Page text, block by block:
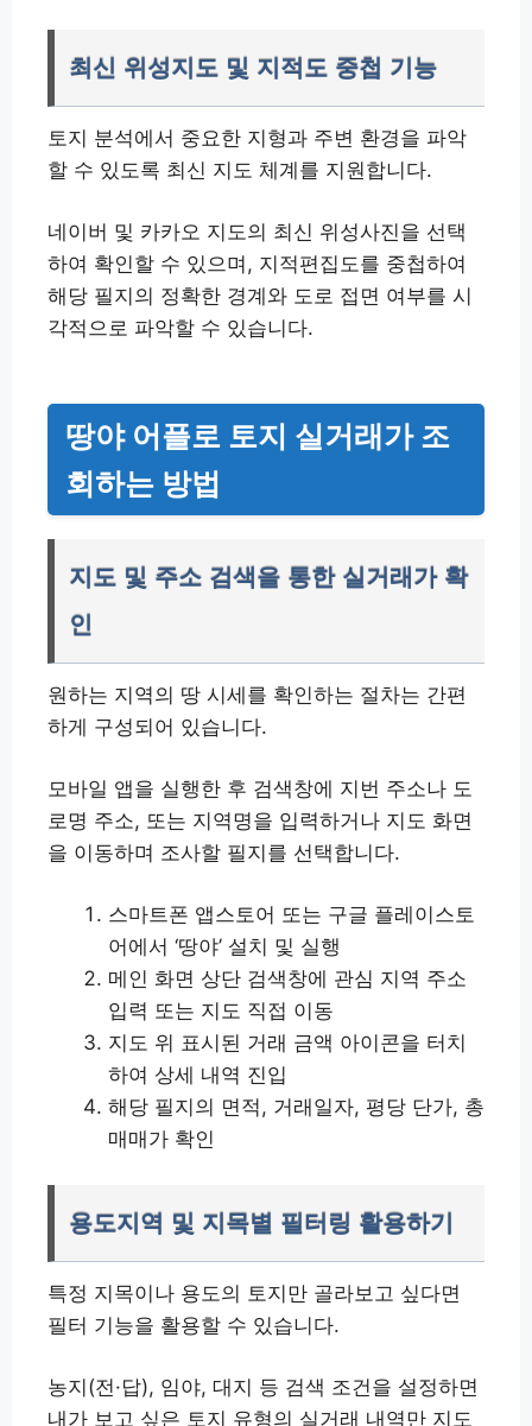
최신 위성지도 및 지적도 중첩 기능
토지 분석에서 중요한 지형과 주변 환경을 파악
할 수 있도록 최신 지도 체계를 지원합니다.
네이버 및 카카오 지도의 최신 위성사진을 선택
하여 확인할 수 있으며, 지적편집도를 중첩하여
해당 필지의 정확한 경계와 도로 접면 여부를 시
각적으로 파악할 수 있습니다.
땅야 어플로 토지 실거래가 조
회하는 방법
지도 및 주소 검색을 통한 실거래가 확
인
원하는 지역의 땅 시세를 확인하는 절차는 간편
하게 구성되어 있습니다.
모바일 앱을 실행한 후 검색창에 지번 주소나 도
로명 주소, 또는 지역명을 입력하거나 지도 화면
을 이동하며 조사할 필지를 선택합니다.
스마트폰 앱스토어 또는 구글 플레이스토
어에서 ‘땅야’ 설치 및 실행
메인 화면 상단 검색창에 관심 지역 주소
입력 또는 지도 직접 이동
지도 위 표시된 거래 금액 아이콘을 터치
하여 상세 내역 진입
해당 필지의 면적, 거래일자, 평당 단가, 총
매매가 확인
용도지역 및 지목별 필터링 활용하기
특정 지목이나 용도의 토지만 골라보고 싶다면
필터 기능을 활용할 수 있습니다.
농지(전·답), 임야, 대지 등 검색 조건을 설정하면
내가 보고 싶은 토지 유형의 실거래 내역만 지도